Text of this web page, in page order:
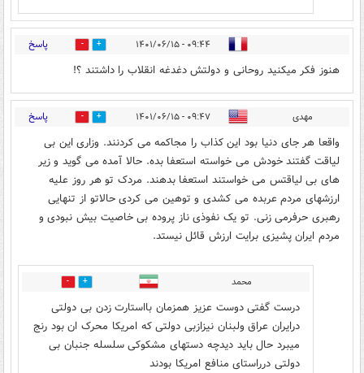
۰۹:۴۴ - ۱۴۰۱/۰۶/۱۵ 19 پاسخ
هنوز فکر میکنید روحانی و دولتش دغدغه انقلاب را داشتند ؟!
مهدی ۰۹:۴۷ - ۱۴۰۱/۰۶/۱۵ 20 پاسخ
واقعا هر جای دنیا بود این کذاب را مجاکمه می کردنند. وزاری این بی
لیاقت گفتند خودش می خواسته استعفا بده. حالا آمده می گوید و زیر
های بی لیاقتس می خواستند استعفا بدهند. مردک تو هر روز علیه
ارزشهای مردم عربده می کشدی و توهین می کردی حالاتو از تنهایی
رهبری حرفرمی زنی. تو یک نفوذی ناز پروده بی خاصیت بیش نبودی و
مردم ایران پشیزی برایت ارزش قائل نیستد.
محمد 11
درست گفتی دوست عزیز همزمان بااستارت زدن بی دولتی
درایران عراق ولبنان نیزازبی دولتی که امریکا محرک ان بود رنج
میبرد حال باید دیدچه دستهای مشکوکی سلسله جنبان بی
دولتی درراستای منافع امریکا بودند